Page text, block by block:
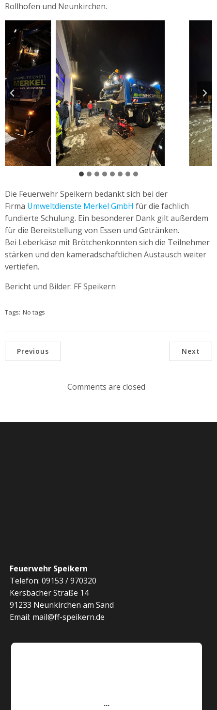
Rollhofen und Neunkirchen.
Die Feuerwehr Speikern bedankt sich bei der
Firma Umweltdienste Merkel GmbH für die fachlich
fundierte Schulung. Ein besonderer Dank gilt außerdem
für die Bereitstellung von Essen und Getränken.
Bei Leberkäse mit Brötchenkonnten sich die Teilnehmer
stärken und den kameradschaftlichen Austausch weiter
vertiefen.
Bericht und Bilder: FF Speikern
Tags: No tags
Previous Next
Comments are closed
Feuerwehr Speikern
Telefon: 09153 / 970320
Kersbacher Straße 14
91233 Neunkirchen am Sand
Email: mail@ff-speikern.de